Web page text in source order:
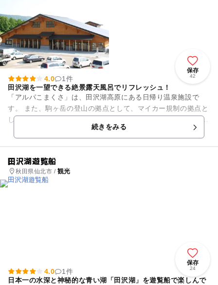
保存
42
4.0
1件
田沢湖を一望できる絶景露天風呂でリフレッシュ！
「アルパこまくさ」は、田沢湖高原にある日帰り温泉施設で
す。 また、駒ヶ岳の登山の拠点として、マイカー規制の拠点と
しての働きもしています。 館内は、日帰り温泉「自然ふれあい
続きをみる
田沢湖遊覧船
秋田県仙北市 / 観光
保存
24
4.0
1件
日本一の水深と神秘的な青い湖「田沢湖」を遊覧船で楽しんで